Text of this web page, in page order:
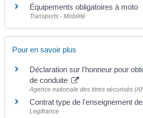
Équipements obligatoires à moto
Transports - Mobilité
Pour en savoir plus
Déclaration sur l'honneur pour
de conduite
Agence nationale des titres sécurisés
Contrat type de l'enseignement
Legifrance